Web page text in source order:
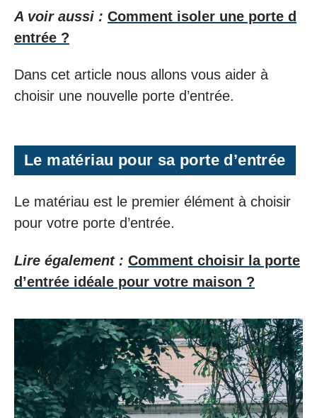
A voir aussi : Comment isoler une porte d
entrée ?
Dans cet article nous allons vous aider à
choisir une nouvelle porte d’entrée.
Le matériau pour sa porte d’entrée
Le matériau est le premier élément à choisir
pour votre porte d’entrée.
Lire également : Comment choisir la porte
d’entrée idéale pour votre maison ?